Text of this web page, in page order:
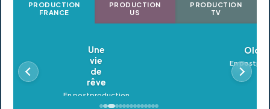
PRODUCTION
FRANCE
PRODUCTION
US
PRODUCTION
TV
Oldeupe
En postproduction